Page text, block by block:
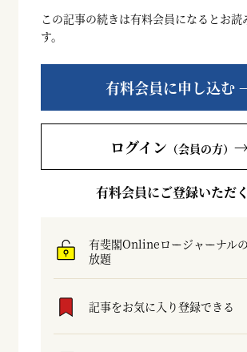
この記事の続きは有料会員になるとお読
す。
有料会員に申し込む
ログイン （会員の方）
有料会員にご登録いただ
有斐閣Onlineロージャーナル
放題
記事をお気に入り登録できる